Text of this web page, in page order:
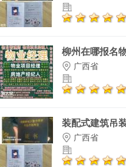
柳州在哪报名
广西省
装配式建筑吊
广西省